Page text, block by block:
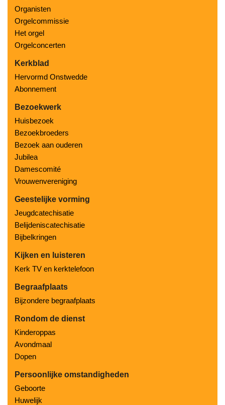
Organisten
Orgelcommissie
Het orgel
Orgelconcerten
Kerkblad
Hervormd Onstwedde
Abonnement
Bezoekwerk
Huisbezoek
Bezoekbroeders
Bezoek aan ouderen
Jubilea
Damescomité
Vrouwenvereniging
Geestelijke vorming
Jeugdcatechisatie
Belijdeniscatechisatie
Bijbelkringen
Kijken en luisteren
Kerk TV en kerktelefoon
Begraafplaats
Bijzondere begraafplaats
Rondom de dienst
Kinderoppas
Avondmaal
Dopen
Persoonlijke omstandigheden
Geboorte
Huwelijk